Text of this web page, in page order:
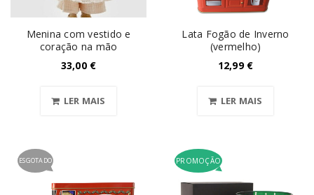
Menina com vestido e
coração na mão
33,00 €
LER MAIS
Lata Fogão de Inverno
(vermelho)
12,99 €
LER MAIS
ESGOTADO PROMOÇÃO